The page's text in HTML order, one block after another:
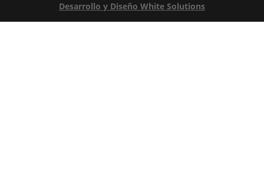
Desarrollo y Diseño White Solutions